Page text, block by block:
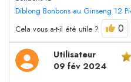
Diblong Bonbons au Ginseng 12
Cela vous a-t-il été utile ?
0
Utilisateur
09 fév 2024